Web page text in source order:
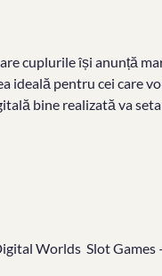
cuplurile își anunță
ideală pentru cei care
bine realizată va
Worlds Slot